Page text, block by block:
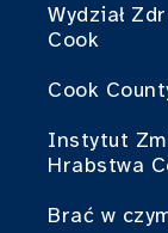
Wydział
Cook
Cook
Instytut
Hrabstwa
Brać w